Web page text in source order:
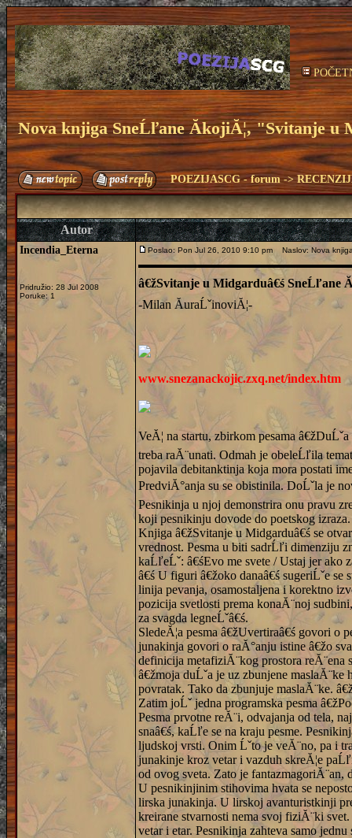
Nova knjiga SneĹľane ĂkojiĂ¦, "Svitanje u
POEZIJASCG - forum ->
Autor
Incendia_Eterna
Pridružio: 28 Jul 2008
Poruke: 1
Poslao: Pon Jul 26, 2010 9:10 pm Naslov: Nova
â€žSvitanje u Midgarduâ€ś SneĹľane
-Milan ĂuraĹˇinoviĂ¦-
www.snezanackojic.zxq.net/index.htm
VeĂ¦ na startu, zbirkom pesama
treba raĂ¨unati. Odmah je obeleĹľila
pojavila debitanktinja koja mora postati
PredviĂ°anja su se obistinila. DoĹˇla je
Pesnikinja u njoj demonstrira onu pravu
koji pesnikinju dovode do poetskog
Knjiga â€žSvitanje u Midgarduâ€ś se
vrednost. Pesma u biti sadrĹľi dimenziju
kaĹľeĹˇ: â€śEvo me svete / Ustaj jer ako
â€ś U figuri â€žoko danaâ€ś sugeriĹˇe
linija pevanja, osamostaljena i korektno
pozicija svetlosti prema konaĂ¨noj
za svagda legneĹˇâ€ś.
SledeĂ¦a pesma â€žUvertiraâ€ś govori
junakinja govori o raĂ°anju istine â€žo
definicija metafiziĂ¨kog prostora
â€žmoja duĹˇa je uz zbunjene
povratak. Tako da zbunjuje maslaĂ¨ke.
Zatim joĹˇ jedna programska pesma
Pesma prvotne reĂ¨i, odvajanja od tela,
snaâ€ś, kaĹľe se na kraju pesme.
ljudskoj vrsti. Onim Ĺˇto je veĂ¨no, pa i
junakinje kroz vetar i vazduh skreĂ¦e
od ovog sveta. Zato je
U pesnikinjinim stihovima hvata se
lirska junakinja. U lirskoj avanturistkinji
kreirane stvarnosti nema svoj fiziĂ¨ki
vetar i etar. Pesnikinja zahteva samo